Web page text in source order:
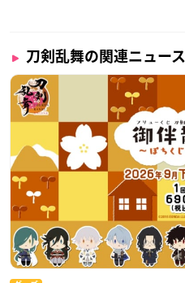
刀剣乱舞の関連ニュー